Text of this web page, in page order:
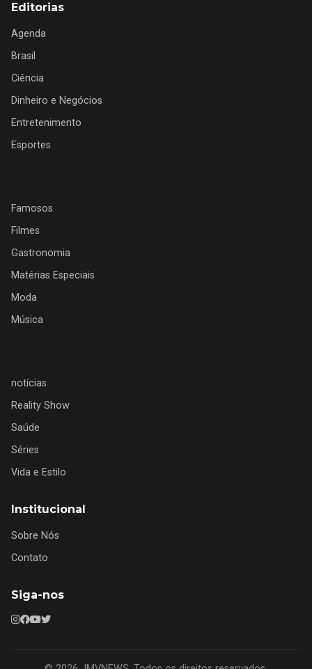
Editorias
Agenda
Brasil
Ciência
Dinheiro e Negócios
Entretenimento
Esportes
Famosos
Filmes
Gastronomia
Matérias Especiais
Moda
Música
notícias
Reality Show
Saúde
Séries
Vida e Estilo
Institucional
Sobre Nós
Contato
Siga-nos